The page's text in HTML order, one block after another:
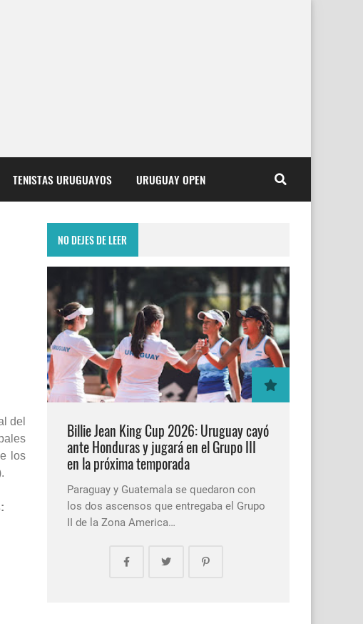
TENISTAS URUGUAYOS URUGUAY OPEN
del
los
NO DEJES DE LEER
Billie Jean King Cup 2026: Uruguay cayó
ante Honduras y jugará en el Grupo III
en la próxima temporada
Paraguay y Guatemala se quedaron con
los dos ascensos que entregaba el Grupo
II de la Zona America…